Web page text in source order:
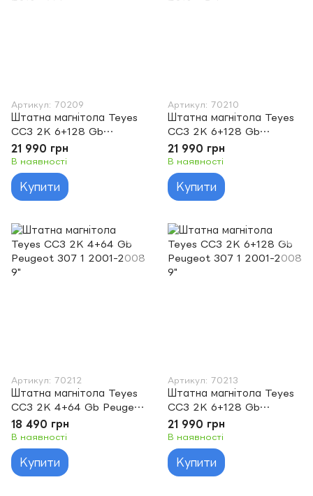
Артикул: 70209
Штатна магнітола Teyes
CC3 2K 6+128 Gb
Peugeot 3008 1 2009-
2016 - A 9"
21 990 грн
В наявності
Купити
Артикул: 70210
Штатна магнітола Teyes
CC3 2K 6+128 Gb
Peugeot 3008 1 2009-
2016 - B 9"
21 990 грн
В наявності
Купити
Артикул: 70212
Штатна магнітола Teyes
CC3 2K 4+64 Gb Peugeot
307 1 2001-2008 9"
18 490 грн
В наявності
Купити
Артикул: 70213
Штатна магнітола Teyes
CC3 2K 6+128 Gb
Peugeot 307 1 2001-
2008 9"
21 990 грн
В наявності
Купити